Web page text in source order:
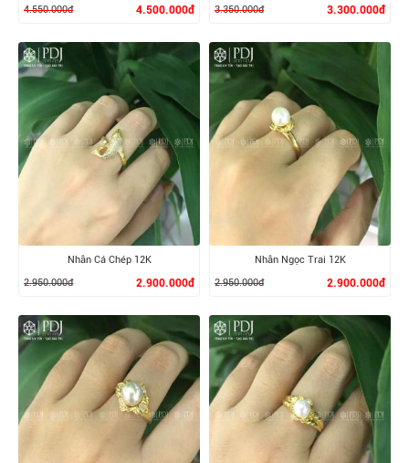
XEM CHI TIẾT
4.550.000đ
4.500.000đ
XEM CHI TIẾT
3.350.000đ
3.300.000đ
XEM CHI TIẾT
Nhẫn Cá Chép 12K
2.950.000đ
2.900.000đ
XEM CHI TIẾT
Nhẫn Ngọc Trai 12K
2.950.000đ
2.900.000đ